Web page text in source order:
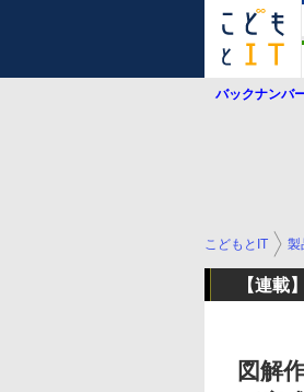
バックナンバ
こどもとIT 製
【連載
図解